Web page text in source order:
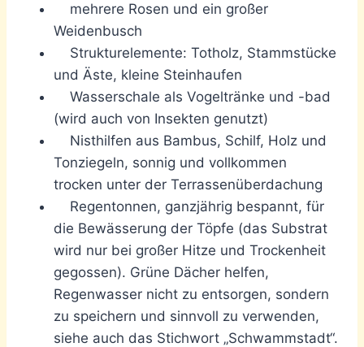
mehrere Rosen und ein großer
Weidenbusch
Strukturelemente: Totholz, Stammstücke
und Äste, kleine Steinhaufen
Wasserschale als Vogeltränke und -bad
(wird auch von Insekten genutzt)
Nisthilfen aus Bambus, Schilf, Holz und
Tonziegeln, sonnig und vollkommen
trocken unter der Terrassenüberdachung
Regentonnen, ganzjährig bespannt, für
die Bewässerung der Töpfe (das Substrat
wird nur bei großer Hitze und Trockenheit
gegossen). Grüne Dächer helfen,
Regenwasser nicht zu entsorgen, sondern
zu speichern und sinnvoll zu verwenden,
siehe auch das Stichwort „Schwammstadt“.